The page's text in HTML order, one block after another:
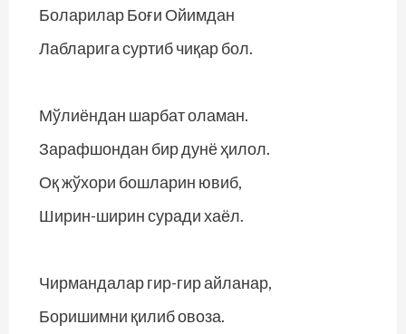
Боларилар Боғи Ойимдан
Лабларига суртиб чиқар бол.
Мўлиёндан шарбат оламан.
Зарафшондан бир дунё ҳилол.
Оқ жўхори бошларин ювиб,
Ширин-ширин суради хаёл.
Чирмандалар гир-гир айланар,
Боришимни қилиб овоза.